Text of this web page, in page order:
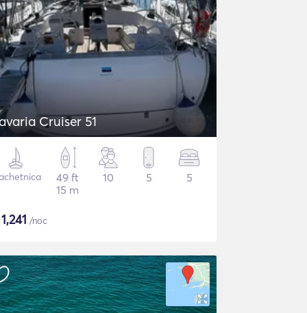
Cruiser 51
49 ft
15 m
10 5 5
1,241 /noc